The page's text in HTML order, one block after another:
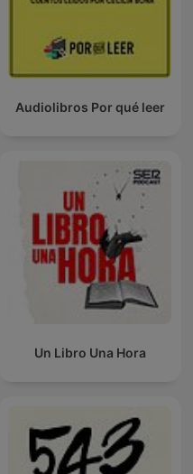
Audiolibros Por qué leer
Un Libro Una Hora